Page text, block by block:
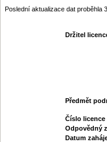
Poslední aktualizace dat proběhla
Držitel
Předmět
Číslo licence
Odpovědný
Datum